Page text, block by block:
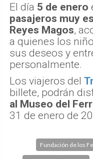
El día 5 de enero
pasajeros muy
Reyes Magos,
a quienes los
sus deseos y
personalmente.
Los viajeros del
billete, podrán
al Museo del
31 de enero de
Fundación de los